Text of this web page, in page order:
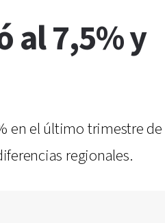
al 7,5% y
en el último trimestre de
regionales.